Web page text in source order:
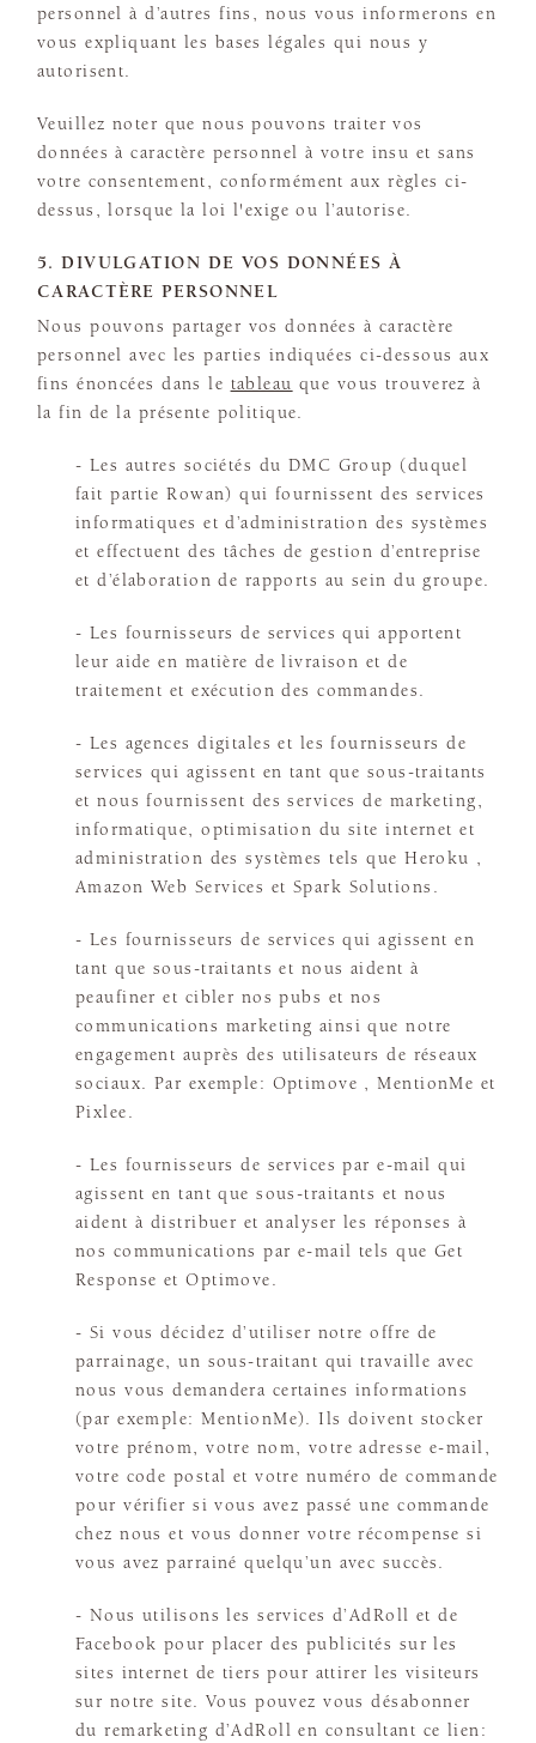
personnel à d’autres fins, nous vous informerons en
vous expliquant les bases légales qui nous y
autorisent.
Veuillez noter que nous pouvons traiter vos
données à caractère personnel à votre insu et sans
votre consentement, conformément aux règles ci-
dessus, lorsque la loi l'exige ou l’autorise.
5. DIVULGATION DE VOS DONNÉES À
CARACTÈRE PERSONNEL
Nous pouvons partager vos données à caractère
personnel avec les parties indiquées ci-dessous aux
fins énoncées dans le tableau que vous trouverez à
la fin de la présente politique.
- Les autres sociétés du DMC Group (duquel
fait partie Rowan) qui fournissent des services
informatiques et d’administration des systèmes
et effectuent des tâches de gestion d’entreprise
et d’élaboration de rapports au sein du groupe.
- Les fournisseurs de services qui apportent
leur aide en matière de livraison et de
traitement et exécution des commandes.
- Les agences digitales et les fournisseurs de
services qui agissent en tant que sous-traitants
et nous fournissent des services de marketing,
informatique, optimisation du site internet et
administration des systèmes tels que Heroku ,
Amazon Web Services et Spark Solutions.
- Les fournisseurs de services qui agissent en
tant que sous-traitants et nous aident à
peaufiner et cibler nos pubs et nos
communications marketing ainsi que notre
engagement auprès des utilisateurs de réseaux
sociaux. Par exemple: Optimove , MentionMe et
Pixlee.
- Les fournisseurs de services par e-mail qui
agissent en tant que sous-traitants et nous
aident à distribuer et analyser les réponses à
nos communications par e-mail tels que Get
Response et Optimove.
- Si vous décidez d’utiliser notre offre de
parrainage, un sous-traitant qui travaille avec
nous vous demandera certaines informations
(par exemple: MentionMe). Ils doivent stocker
votre prénom, votre nom, votre adresse e-mail,
votre code postal et votre numéro de commande
pour vérifier si vous avez passé une commande
chez nous et vous donner votre récompense si
vous avez parrainé quelqu’un avec succès.
- Nous utilisons les services d’AdRoll et de
Facebook pour placer des publicités sur les
sites internet de tiers pour attirer les visiteurs
sur notre site. Vous pouvez vous désabonner
du remarketing d’AdRoll en consultant ce lien: